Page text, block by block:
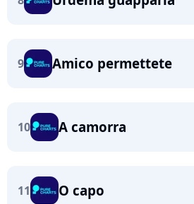
9 Amico permettete
10 A camorra
11 O capo